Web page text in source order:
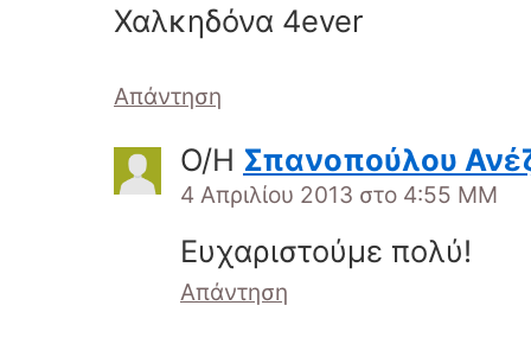
Χαλκηδόνα 4ever
Απάντηση
Ο/Η Σπανοπούλου
4 Απριλίου 2013 στο 4:55 ΜΜ
Ευχαριστούμε πολύ!
Απάντηση